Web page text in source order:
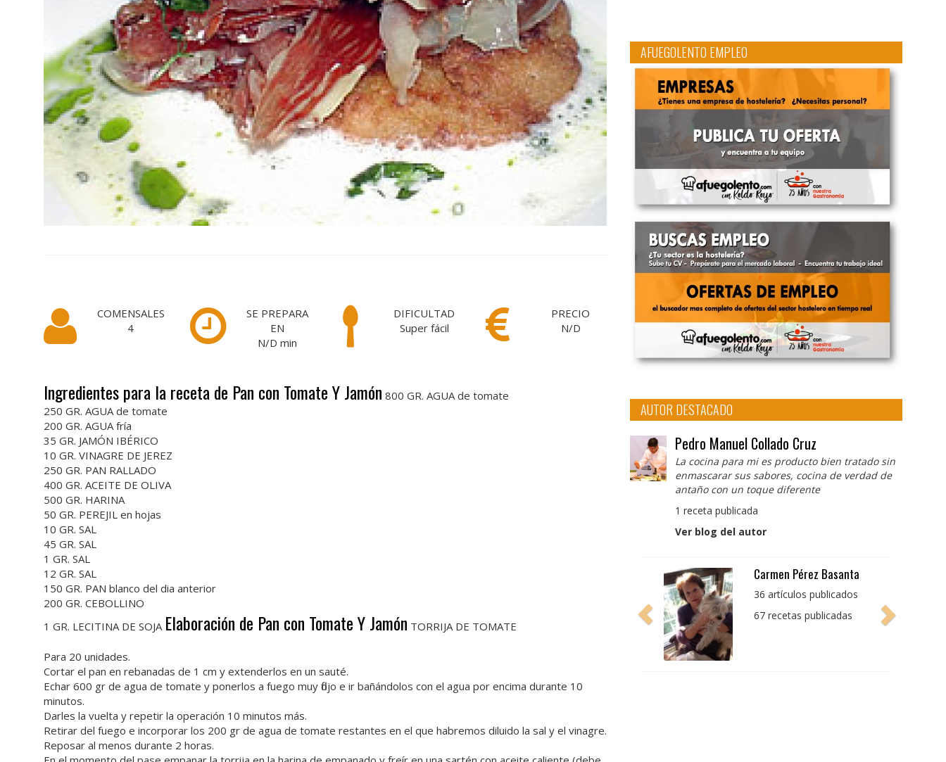
COMENSALES
4
SE PREPARA
EN
N/D min
DIFICULTAD
Super fácil
PRECIO
N/D
Ingredientes para la receta de Pan con Tomate Y Jamón 800 GR. AGUA de tomate
250 GR. AGUA de tomate
200 GR. AGUA fría
35 GR. JAMÓN IBÉRICO
10 GR. VINAGRE DE JEREZ
250 GR. PAN RALLADO
400 GR. ACEITE DE OLIVA
500 GR. HARINA
50 GR. PEREJIL en hojas
10 GR. SAL
45 GR. SAL
1 GR. SAL
12 GR. SAL
150 GR. PAN blanco del dia anterior
200 GR. CEBOLLINO
1 GR. LECITINA DE SOJA Elaboración de Pan con Tomate Y Jamón TORRIJA DE TOMATE
Para 20 unidades.
Cortar el pan en rebanadas de 1 cm y extenderlos en un sauté.
Echar 600 gr de agua de tomate y ponerlos a fuego muy flojo e ir bañándolos con el agua por encima durante 10
minutos.
Darles la vuelta y repetir la operación 10 minutos más.
Retirar del fuego e incorporar los 200 gr de agua de tomate restantes en el que habremos diluido la sal y el vinagre.
Reposar al menos durante 2 horas.
AFUEGOLENTO EMPLEO
AUTOR DESTACADO
Pedro Manuel Collado Cruz
La cocina para mi es producto bien tratado sin
enmascarar sus sabores, cocina de verdad de
antaño con un toque diferente
1 receta publicada
Ver blog del autor
Pedro Manuel Collado
Cruz
producto bien tratado